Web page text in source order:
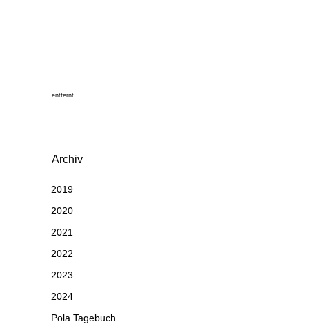
entfernt
Archiv
2019
2020
2021
2022
2023
2024
Pola Tagebuch